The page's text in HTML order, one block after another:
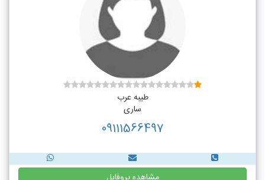
طیبه عرب
ساری
09111566497